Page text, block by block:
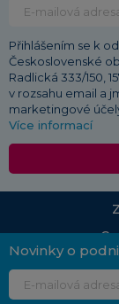
Přihlášením se k
Československé
Radlická 333/150,
v rozsahu email a
marketingové
Více informací
Průvodce podnikáním |
Novinky o